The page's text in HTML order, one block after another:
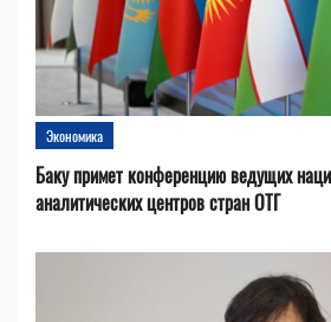
Экономика
Баку примет конференцию ведущих
аналитических центров стран ОТГ